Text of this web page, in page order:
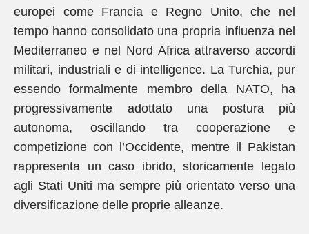
europei come Francia e Regno Unito, che nel
tempo hanno consolidato una propria influenza nel
Mediterraneo e nel Nord Africa attraverso accordi
militari, industriali e di intelligence. La Turchia, pur
essendo formalmente membro della NATO, ha
progressivamente adottato una postura più
autonoma, oscillando tra cooperazione e
competizione con l’Occidente, mentre il Pakistan
rappresenta un caso ibrido, storicamente legato
agli Stati Uniti ma sempre più orientato verso una
diversificazione delle proprie alleanze.